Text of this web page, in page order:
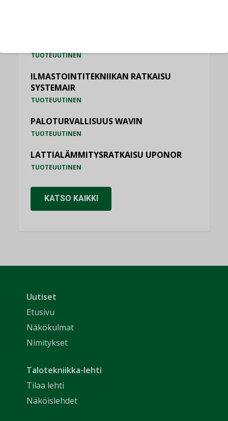
TUOTEUUTINEN
ILMASTOINTITEKNIIKAN RATKAISU
SYSTEMAIR
TUOTEUUTINEN
PALOTURVALLISUUS WAVIN
TUOTEUUTINEN
LATTIALÄMMITYSRATKAISU UPONOR
TUOTEUUTINEN
KATSO KAIKKI
Uutiset
Etusivu
Näkökulmat
Nimitykset
Talotekniikka-lehti
Tilaa lehti
Näköislehdet